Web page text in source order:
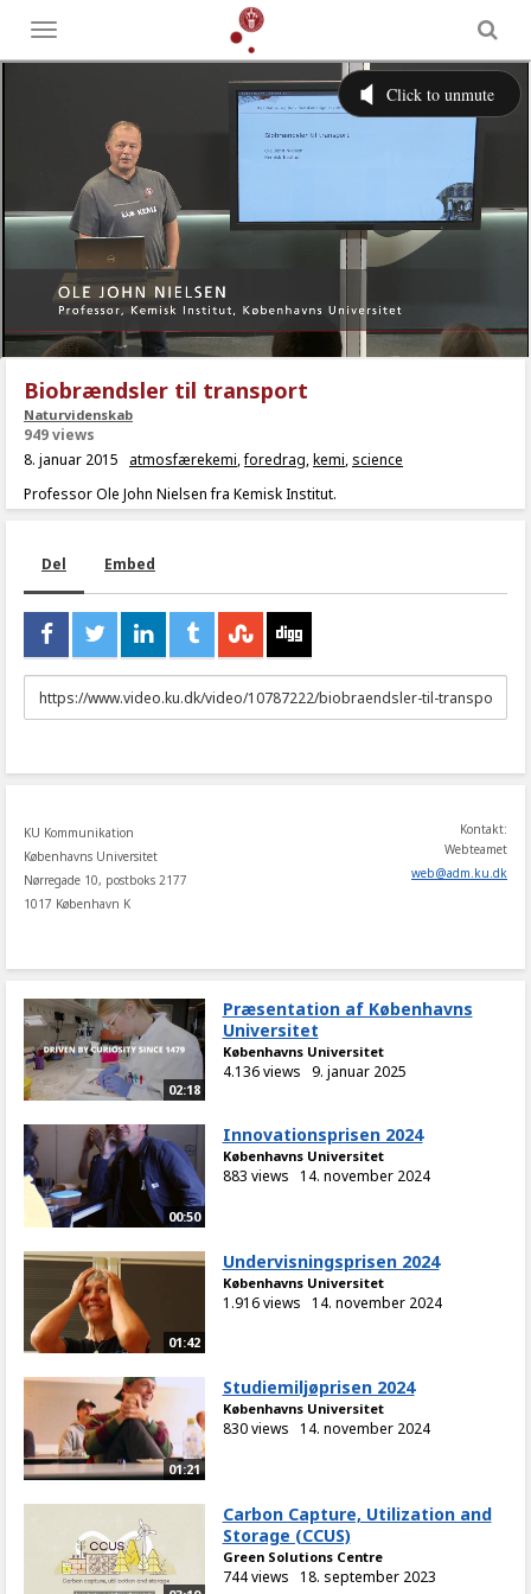
Toggle
menu
Biobrændsler til transport
Naturvidenskab
949 views
8. januar 2015
atmosfærekemi,foredrag,kemi, science
Professor Ole John Nielsen fra Kemisk Institut.
Del Embed
URL
to
KU Kommunikation
Københavns Universitet
Nørregade 10, postboks 2177
1017 København K
Kontakt:
Webteamet
web@adm.ku.dk
02:18
Præsentation af Københavns
Universitet
Københavns Universitet
4.136 views 9. januar 2025
00:50
Innovationsprisen 2024
Københavns Universitet
883 views 14. november 2024
01:42
Undervisningsprisen 2024
Københavns Universitet
1.916 views 14. november 2024
01:21
Studiemiljøprisen 2024
Københavns Universitet
830 views 14. november 2024
Carbon Capture, Utilization and
Storage (CCUS)
Green Solutions Centre
744 views 18. september 2023